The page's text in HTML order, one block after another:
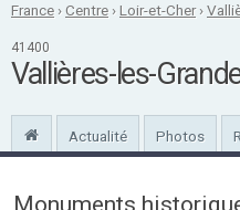
France ›Centre ›Loir-et-Cher›
41400
Vallières-les-
Actualité Photos
Monuments